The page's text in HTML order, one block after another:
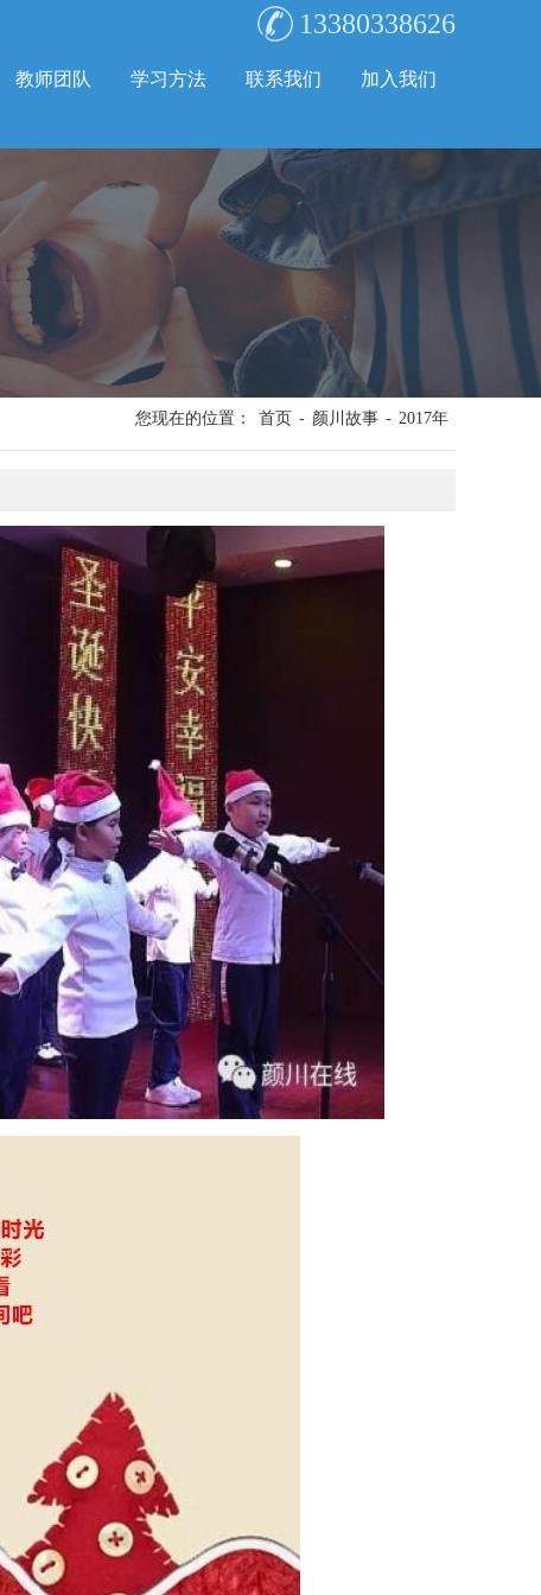
13380338626
教师团队 学习方法 联系我们 加入我们
您现在的位置： 首页 - 颜川故事 - 2017年